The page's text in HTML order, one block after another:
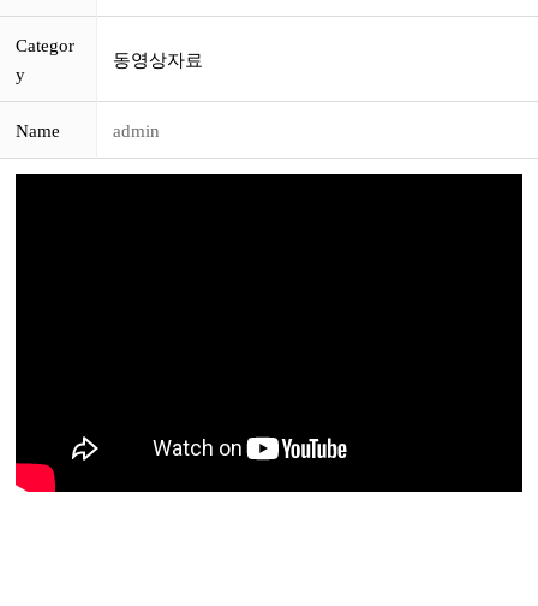
Categor
y
동영상자료
Name admin